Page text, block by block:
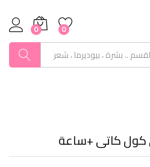
0
0
كول كاتى +ساعة